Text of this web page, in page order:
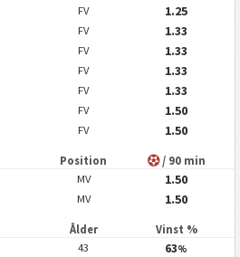
FV
1.25
FV
1.33
FV
1.33
FV
1.33
FV
1.33
FV
1.50
FV 1.50
Position / 90 min
MV
1.50
MV 1.50
Ålder Vinst %
43 63%